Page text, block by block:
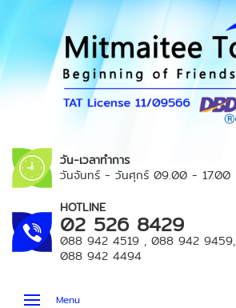
วัน-เวลาทำการ
วันจันทร์ - วันศุกร์ 09.00 - 17.00
HOTLINE
02 526 8429
088 942 4519 , 088 942 9459,
088 942 4494
Menu